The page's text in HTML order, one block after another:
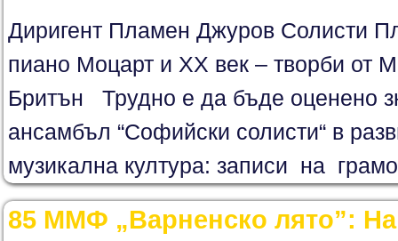
Диригент Пламен Джуров Солисти
пиано Моцарт и XX век – творби от
Бритън Трудно е да бъде оценено
ансамбъл “Софийски солисти“ в
музикална култура: записи на
85 ММФ „Варненско лято”: